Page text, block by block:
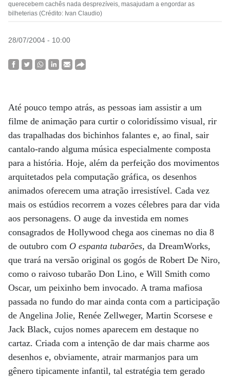
querecebem cachês nada desprezíveis, masajudam a engordar as
bilheterias (Crédito: Ivan Claudio)
28/07/2004 - 10:00
Até pouco tempo atrás, as pessoas iam assistir a um
filme de animação para curtir o coloridíssimo visual, rir
das trapalhadas dos bichinhos falantes e, ao final, sair
cantalo-rando alguma música especialmente composta
para a história. Hoje, além da perfeição dos movimentos
arquitetados pela computação gráfica, os desenhos
animados oferecem uma atração irresistível. Cada vez
mais os estúdios recorrem a vozes célebres para dar vida
aos personagens. O auge da investida em nomes
consagrados de Hollywood chega aos cinemas no dia 8
de outubro com O espanta tubarões, da DreamWorks,
que trará na versão original os gogós de Robert De Niro,
como o raivoso tubarão Don Lino, e Will Smith como
Oscar, um peixinho bem invocado. A trama mafiosa
passada no fundo do mar ainda conta com a participação
de Angelina Jolie, Renée Zellweger, Martin Scorsese e
Jack Black, cujos nomes aparecem em destaque no
cartaz. Criada com a intenção de dar mais charme aos
desenhos e, obviamente, atrair marmanjos para um
gênero tipicamente infantil, tal estratégia tem gerado